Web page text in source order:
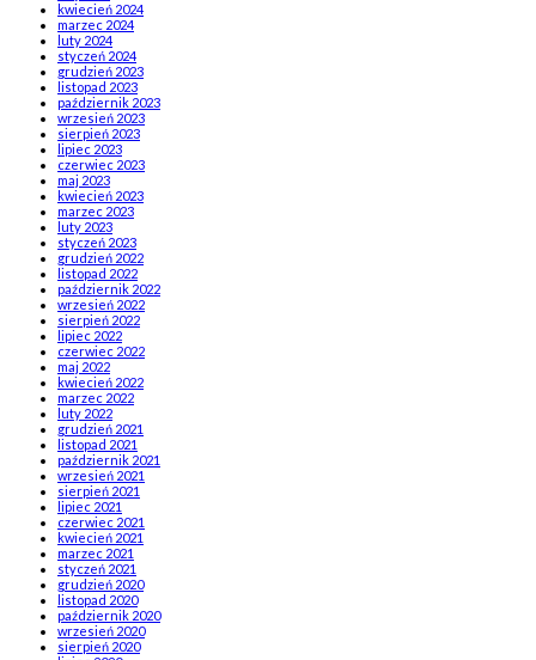
kwiecień 2024
marzec 2024
luty 2024
styczeń 2024
grudzień 2023
listopad 2023
październik 2023
wrzesień 2023
sierpień 2023
lipiec 2023
czerwiec 2023
maj 2023
kwiecień 2023
marzec 2023
luty 2023
styczeń 2023
grudzień 2022
listopad 2022
październik 2022
wrzesień 2022
sierpień 2022
lipiec 2022
czerwiec 2022
maj 2022
kwiecień 2022
marzec 2022
luty 2022
grudzień 2021
listopad 2021
październik 2021
wrzesień 2021
sierpień 2021
lipiec 2021
czerwiec 2021
kwiecień 2021
marzec 2021
styczeń 2021
grudzień 2020
listopad 2020
październik 2020
wrzesień 2020
sierpień 2020